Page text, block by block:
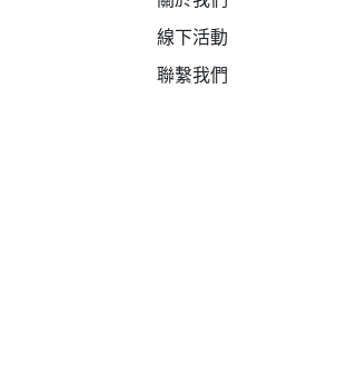
線下活動
聯繫我們